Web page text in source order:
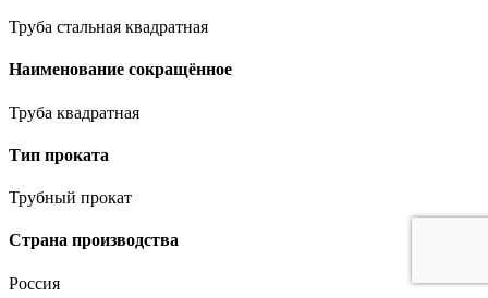
Труба стальная квадратная
Наименование сокращённое
Труба квадратная
Тип проката
Трубный прокат
Страна производства
Россия